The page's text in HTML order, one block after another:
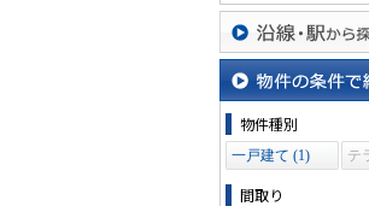
沿線・駅から探
物件の条件で絞り
物件種別
一戸建て (1)
テ
間取り